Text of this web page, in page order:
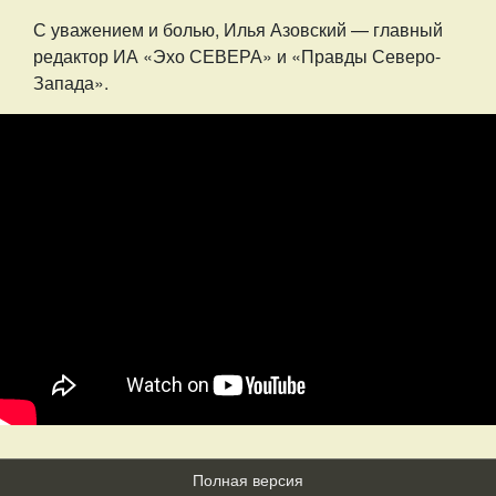
С уважением и болью, Илья Азовский — главный
редактор ИА «Эхо СЕВЕРА» и «Правды Северо-
Запада».
Полная версия